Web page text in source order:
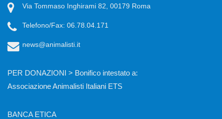
Via Tommaso Inghirami 82, 00179 Roma
Telefono/Fax: 06.78.04.171
news@animalisti.it
PER DONAZIONI > Bonifico intestato a:
Associazione Animalisti Italiani ETS
BANCA ETICA